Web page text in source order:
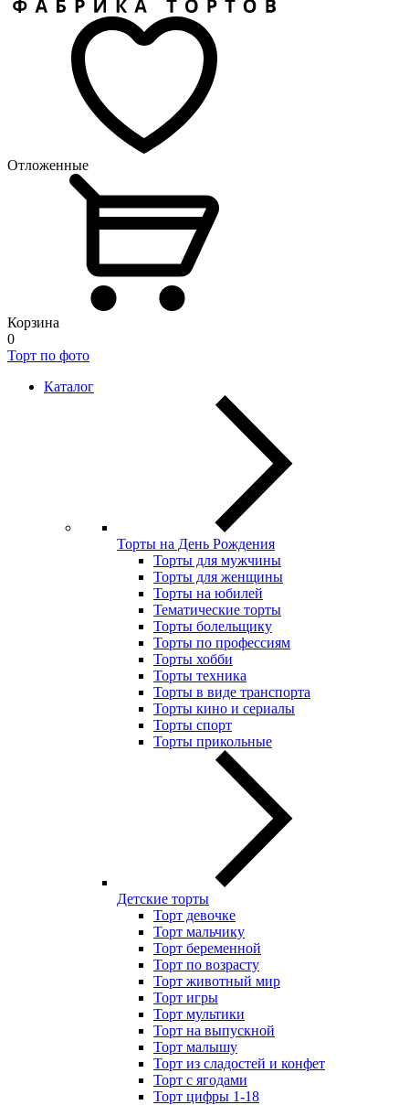
Отложенные
Корзина
0
Торт по фото
Каталог
Торты на День Рождения
Торты для мужчины
Торты для женщины
Торты на юбилей
Тематические торты
Торты болельщику
Торты по профессиям
Торты хобби
Торты техника
Торты в виде транспорта
Торты кино и сериалы
Торты спорт
Торты прикольные
Детские торты
Торт девочке
Торт мальчику
Торт беременной
Торт по возрасту
Торт животный мир
Торт игры
Торт мультики
Торт на выпускной
Торт малышу
Торт из сладостей и конфет
Торт с ягодами
Торт цифры 1-18